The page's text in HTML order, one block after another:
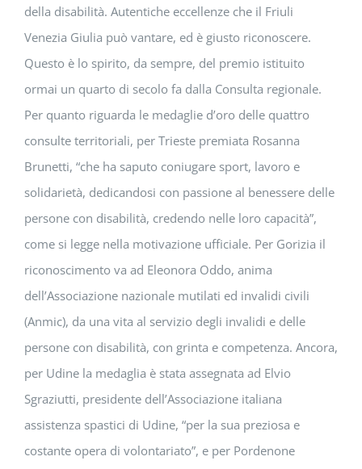
della disabilità. Autentiche eccellenze che il Friuli
Venezia Giulia può vantare, ed è giusto riconoscere.
Questo è lo spirito, da sempre, del premio istituito
ormai un quarto di secolo fa dalla Consulta regionale.
Per quanto riguarda le medaglie d’oro delle quattro
consulte territoriali, per Trieste premiata Rosanna
Brunetti, “che ha saputo coniugare sport, lavoro e
solidarietà, dedicandosi con passione al benessere delle
persone con disabilità, credendo nelle loro capacità”,
come si legge nella motivazione ufficiale. Per Gorizia il
riconoscimento va ad Eleonora Oddo, anima
dell’Associazione nazionale mutilati ed invalidi civili
(Anmic), da una vita al servizio degli invalidi e delle
persone con disabilità, con grinta e competenza. Ancora,
per Udine la medaglia è stata assegnata ad Elvio
Sgraziutti, presidente dell’Associazione italiana
assistenza spastici di Udine, “per la sua preziosa e
costante opera di volontariato”, e per Pordenone